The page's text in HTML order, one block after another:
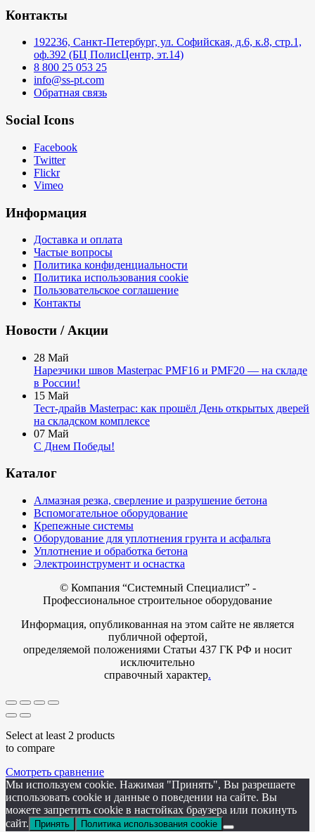
Контакты
192236, Санкт-Петербург, ул. Софийская, д.6, к.8, стр.1,
оф.392 (БЦ ПолисЦентр, эт.14)
8 800 25 053 25
info@ss-pt.com
Обратная связь
Social Icons
Facebook
Twitter
Flickr
Vimeo
Информация
Доставка и оплата
Частые вопросы
Политика конфиденциальности
Политика использования cookie
Пользовательское соглашение
Контакты
Новости / Акции
28 Май
Нарезчики швов Masterpac PMF16 и PMF20 — на складе
в России!
15 Май
Тест-драйв Masterpac: как прошёл День открытых дверей
на складском комплексе
07 Май
С Днем Победы!
Каталог
Алмазная резка, сверление и разрушение бетона
Вспомогательное оборудование
Крепежные системы
Оборудование для уплотнения грунта и асфальта
Уплотнение и обработка бетона
Электроинструмент и оснастка
© Компания “Системный Специалист” -
Профессиональное строительное оборудование
Информация, опубликованная на этом сайте не является
публичной офертой,
определяемой положениями Статьи 437 ГК РФ и носит
исключительно
справочный характер.
Select at least 2 products
to compare
Смотреть сравнение
Мы используем cookie. Нажимая "Принять", Вы разрешаете
использовать cookie и данные о поведении на сайте. Вы
можете запретить cookie в настойках браузера или покинуть
сайт.
Принять Политика использования cookie